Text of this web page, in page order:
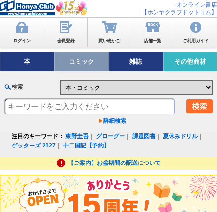
オンライン書店
【ホンヤクラブドットコム】
ログイン 会員登録 買い物かご 店舗一覧 ご利用ガイド
本 コミック 雑誌 その他商材
検索
詳細検索
注目のキーワード： 東野圭吾 グローグー ｜課題図書 ｜夏休みドリル｜
ゲッターズ 2027 ｜十二国記【予約】
【ご案内】お盆期間の配送について